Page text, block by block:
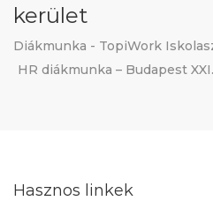
kerület
Diákmunka - TopiWork
HR diákmunka – Budapest
Hasznos linkek